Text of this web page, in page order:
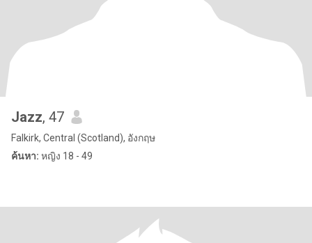
Jazz, 47
Falkirk, Central (Scotland), อังกฤษ
ค้นหา: หญิง 18 - 49